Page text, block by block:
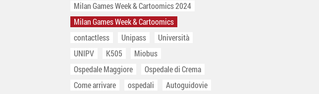
Milan Games Week & Cartoomics 2024
Milan Games Week & Cartoomics
contactless
Unipass
Università
UNIPV
K505
Miobus
Ospedale Maggiore
Ospedale di Crema
Come arrivare
ospedali
Autoguidovie